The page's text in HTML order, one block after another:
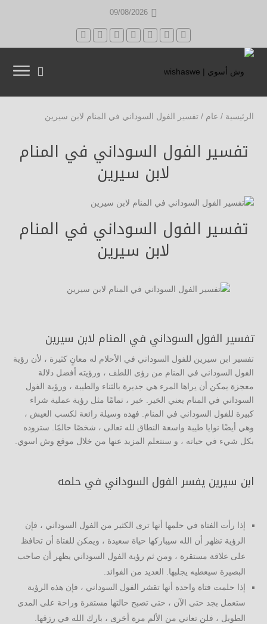
09/08/2026
الرئيسية / عام / تفسير الفول السوداني في المنام لابن سيرين
تفسير الفول السوداني في المنام
لابن سيرين
تفسير الفول السوداني في المنام
لابن سيرين
تفسير الفول السوداني في المنام لابن سيرين
تفسير ابن سيرين للفول السوداني في الأحلام له معانٍ كثيرة ، لأن رؤية
الفول السوداني في المنام من رؤى اللطف ، ورؤيته أفضل دلالة
معجزة يمكن أن يراها المرء هي جديرة بالثناء والطيبة ، ورؤية الفول
السوداني في المنام يعني الخير. خبر ، تمامًا مثل رؤية عملية شراء
كبيرة للفول السوداني في المنام. فهذه وسيلة رائعة لكسب العيش ،
وهي أيضًا نوايا طيبة واسعة النطاق لله تعالى ، شخصًا حالمًا. ستزوده
بكل شيء في حياته ، و سنتعلم المزيد عنها من خلال موقع وش اسوي.
ابن سيرين يفسر الفول السوداني في حلمه
إذا رأت الفتاة في حلمها أنها ترى الكثير من الفول السوداني ، فإن
الرؤية تظهر أن الله سيباركها حياة سعيدة ، ويمكن للفتاة أن تحافظ
على علاقة مستقرة ، ومن ثم رؤية الفول السوداني يظهر أن صاحب
البصيرة سيعطيه يجلبها. العديد من الفوائد.
إذا حلمت فتاة واحدة أنها تقشر الفول السوداني ، فإن هذه الرؤية
ستعمل بجد حتى الآن ، حتى تصبح حالتها مستقرة وراحة على المدى
الطويل ، فلن تعاني من الألم مرة أخرى ، بارك الله في رزقها.